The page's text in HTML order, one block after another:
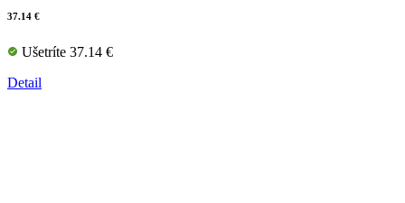
37.14 €
Ušetríte 37.14 €
Detail